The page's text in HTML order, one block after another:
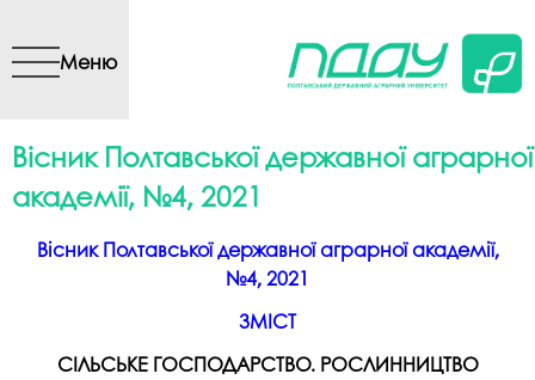
вмісту
Меню
Вісник Полтавської державної аграрної
академії, №4, 2021
Вісник Полтавської державної аграрної академії,
№4, 2021
ЗМІСТ
СІЛЬСЬКЕ ГОСПОДАРСТВО. РОСЛИННИЦТВО